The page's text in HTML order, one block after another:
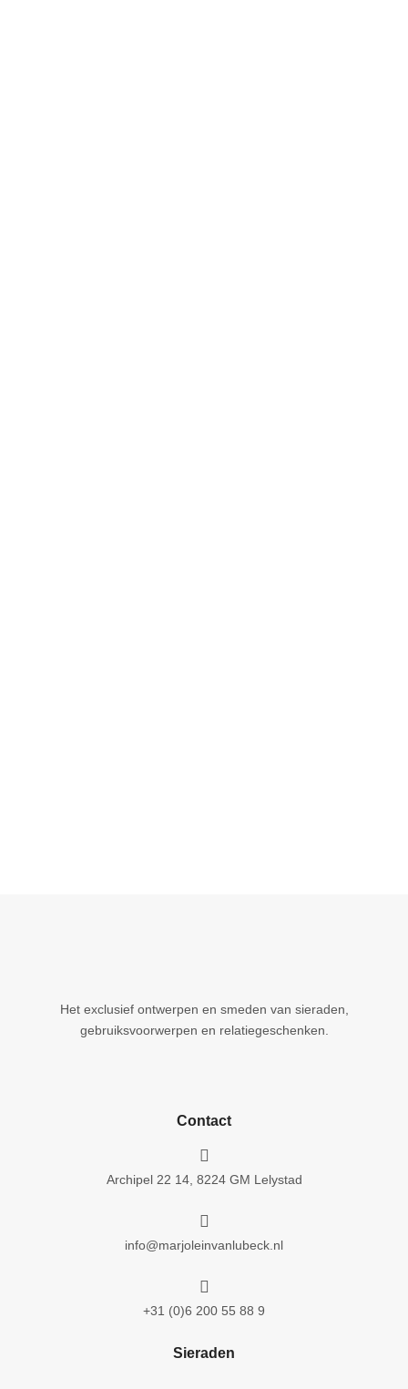
Het exclusief ontwerpen en smeden van sieraden,
gebruiksvoorwerpen en relatiegeschenken.
Contact

Archipel 22 14, 8224 GM Lelystad

info@marjoleinvanlubeck.nl

+31 (0)6 200 55 88 9
Sieraden